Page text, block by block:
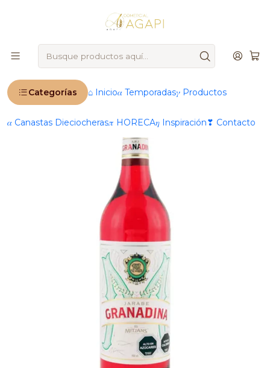
Categorías ⌂ Inicio𝛼 Temporadas𝛾 Productos
𝛼 Canastas Dieciocheras𝜋 HORECA𝜂 Inspiración❣ Contacto
IMPORTANTE: Ahora operamos 100 % online 🚨
Inicio Productos 📆 Temporadas
Fiestas Patrias 🇨🇱
Granadina Mitjans Jarabe 900cc Terremoto Pipeño